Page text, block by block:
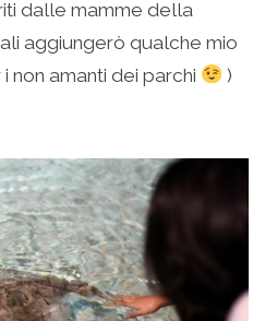
dalle mamme della
aggiungerò qualche mio
non amanti dei parchi
)